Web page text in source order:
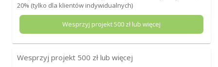
20% (tylko dla klientów indywidualnych)
Wesprzyj projekt500zł lub więcej
Wesprzyj projekt 500 zł lub więcej